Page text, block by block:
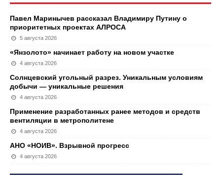
Павел Маринычев рассказал Владимиру Путину о
приоритетных проектах АЛРОСА
5 августа 2026
«Янзолото» начинает работу на новом участке
4 августа 2026
Солнцевский угольный разрез. Уникальным условиям
добычи — уникальные решения
4 августа 2026
Применение разработанных ранее методов и средств
вентиляции в метрополитене
4 августа 2026
АНО «НОИВ». Взрывной прогресс
4 августа 2026